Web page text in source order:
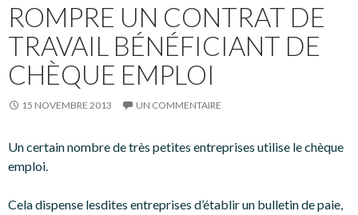
ROMPRE UN CONTRAT DE
TRAVAIL BÉNÉFICIANT DE
CHÈQUE EMPLOI
15 NOVEMBRE 2013 UN COMMENTAIRE
Un certain nombre de très petites entreprises utilise le chèque
emploi.
Cela dispense lesdites entreprises d’établir un bulletin de paie,